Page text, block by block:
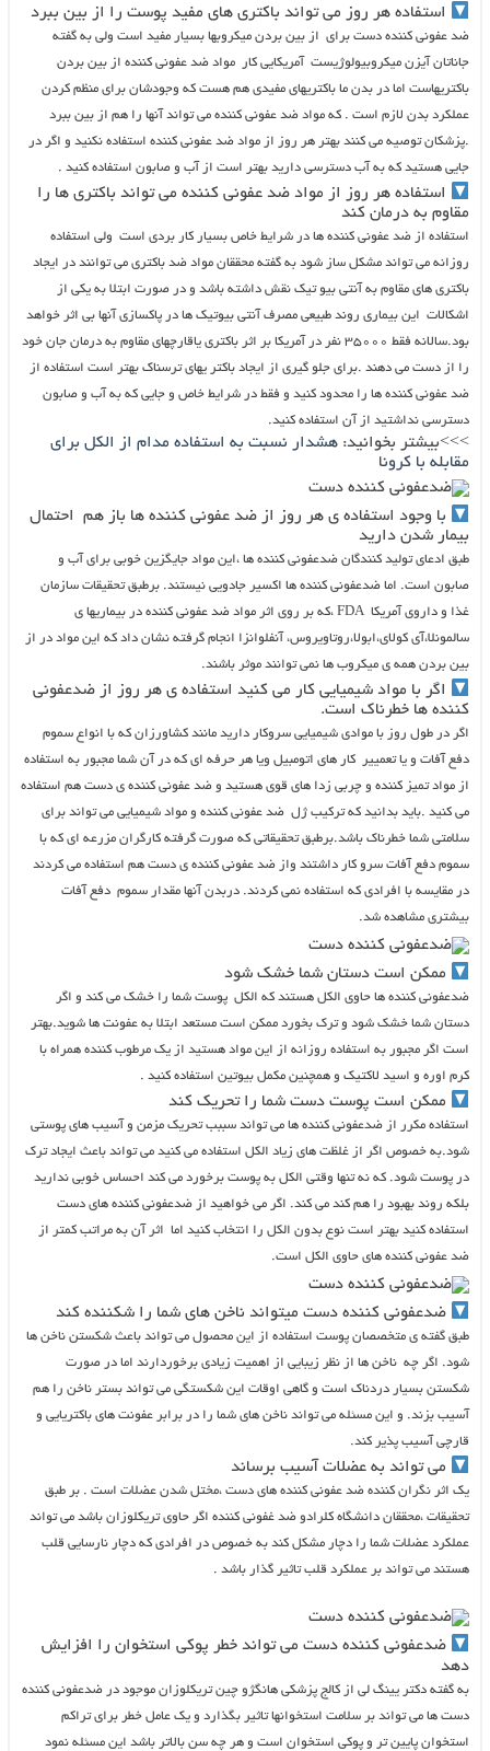
استفاده هر روز می تواند باکتری های مفید پوست را از بین ببرد
ضد عفونی کننده دست برای از بین بردن میکروبها بسیار مفید است ولی به گفته
جاناتان آیزن میکروبیولوژیست آمریکایی کار مواد ضد عفونی کننده از بین بردن
باکتریهاست اما در بدن ما باکتریهای مفیدی هم هست که وجودشان برای منظم کردن
عملکرد بدن لازم است . که مواد ضد عفونی کننده می تواند آنها را هم از بین ببرد
.پزشکان توصیه می کنند بهتر هر روز از مواد ضد عفونی کننده استفاده نکنید و اگر در
جایی هستید که به آب دسترسی دارید بهتر است از آب و صابون استفاده کنید .
استفاده هر روز از مواد ضد عفونی کننده می تواند باکتری ها را
مقاوم به درمان کند
استفاده از ضد عفونی کننده ها در شرایط خاص بسیار کار بردی است ولی استفاده
روزانه می تواند مشکل ساز شود به گفته محققان مواد ضد باکتری می توانند در ایجاد
باکتری های مقاوم به آنتی بیو تیک نقش داشته باشد و در صورت ابتلا به یکی از
اشکالات این بیماری روند طبیعی مصرف آنتی بیوتیک ها در پاکسازی آنها بی اثر خواهد
بود.سالانه فقط ۳۵۰۰۰ نفر در آمریکا بر اثر باکتری یاقارچهای مقاوم به درمان جان خود
را از دست می دهند .برای جلو گیری از ایجاد باکتر یهای ترسناک بهتر است استفاده از
ضد عفونی کننده ها را محدود کنید و فقط در شرایط خاص و جایی که به آب و صابون
دسترسی نداشتید از آن استفاده کنید.
>>>بیشتر بخوانید: هشدار نسبت به استفاده مدام از الکل برای
مقابله با کرونا
با وجود استفاده ی هر روز از ضد عفونی کننده ها باز هم احتمال
بیمار شدن دارید
طبق ادعای تولید کنندگان ضدعفونی کننده ها ،این مواد جایگزین خوبی برای آب و
صابون است. اما ضدعفونی کننده ها اکسیر جادویی نیستند. برطبق تحقیقات سازمان
غذا و داروی آمریکا FDA ،که بر روی اثر مواد ضد عفونی کننده در بیماریها ی
سالمونلا،آی کولای،ابولا،روتاویروس، آنفلوانزا انجام گرفته نشان داد که این مواد در از
بین بردن همه ی میکروب ها نمی توانند موثر باشند.
اگر با مواد شیمیایی کار می کنید استفاده ی هر روز از ضدعفونی
کننده ها خطرناک است.
اگر در طول روز با موادی شیمیایی سروکار دارید مانند کشاورزان که با انواع سموم
دفع آفات و یا تعمییر کار های اتومبیل ویا هر حرفه ای که در آن شما مجبور به استفاده
از مواد تمیز کننده و چربی زدا های قوی هستید و ضد عفونی کننده ی دست هم استفاده
می کنید .باید بدانید که ترکیب ژل ضد عفونی کننده و مواد شیمیایی می تواند برای
سلامتی شما خطرناک باشد.برطبق تحقیقاتی که صورت گرفته کارگران مزرعه ای که با
سموم دفع آفات سرو کار داشتند واز ضد عفونی کننده ی دست هم استفاده می کردند
در مقایسه با افرادی که استفاده نمی کردند. دربدن آنها مقدار سموم دفع آفات
بیشتری مشاهده شد.
ممکن است دستان شما خشک شود
ضدعفونی کننده ها حاوی الکل هستند که الکل پوست شما را خشک می کند و اگر
دستان شما خشک شود و ترک بخورد ممکن است مستعد ابتلا به عفونت ها شوید.بهتر
است اگر مجبور به استفاده روزانه از این مواد هستید از یک مرطوب کننده همراه با
کرم اوره و اسید لاکتیک و همچنین مکمل بیوتین استفاده کنید .
ممکن است پوست دست شما را تحریک کند
استفاده مکرر از ضدعفونی کننده ها می تواند سببب تحریک مزمن و آسیب های پوستی
شود.به خصوص اگر از غلظت های زیاد الکل استفاده می کنید می تواند باعث ایجاد ترک
در پوست شود. که نه تنها وقتی الکل به پوست برخورد می کند احساس خوبی ندارید
بلکه روند بهبود را هم کند می کند. اگر می خواهید از ضدعفونی کننده های دست
استفاده کنید بهتر است نوع بدون الکل را انتخاب کنید اما اثر آن به مراتب کمتر از
ضد عفونی کننده های حاوی الکل است.
ضدعفونی کننده دست میتواند ناخن های شما را شکننده کند
طبق گفته ی متخصصان پوست استفاده از این محصول می تواند باعث شکستن ناخن ها
شود. اگر چه ناخن ها از نظر زیبایی از اهمیت زیادی برخوردارند اما در صورت
شکستن بسیار دردناک است و گاهی اوقات این شکستگی می تواند بستر ناخن را هم
آسیب بزند. و این مسئله می تواند ناخن های شما را در برابر عفونت های باکتریایی و
قارچی آسیب پذیر کند.
می تواند به عضلات آسیب برساند
یک اثر نگران کننده ضد عفونی کننده های دست ،مختل شدن عضلات است . بر طبق
تحقیقات ،محققان دانشگاه کلرادو ضد غفونی کننده اگر حاوی تریکلوزان باشد می تواند
عملکرد عضلات شما را دچار مشکل کند به خصوص در افرادی که دچار نارسایی قلب
هستند می تواند بر عملکرد قلب تاثیر گذار باشد .
ضدعفونی کننده دست می تواند خطر پوکی استخوان را افزایش
دهد
به گفته دکتر یینگ لی از کالج پزشکی هانگژو چین تریکلوزان موجود در ضدعفونی کننده
دست ها می تواند بر سلامت استخوانها تاثیر بگذارد و یک عامل خطر برای تراکم
استخوان پایین تر و پوکی استخوان است و هر چه سن بالاتر باشد این مسئله نمود